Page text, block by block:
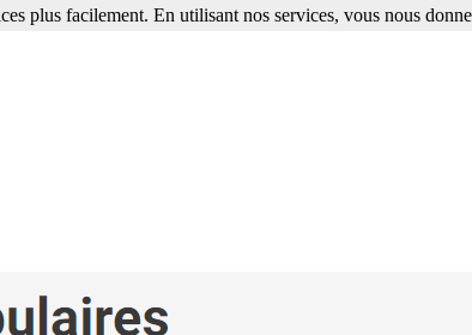
plus facilement. En utilisant nos services, vous nous